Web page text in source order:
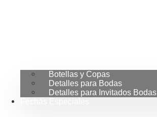
Botellas y Copas
Detalles para Bodas
Detalles para Invitados Bodas